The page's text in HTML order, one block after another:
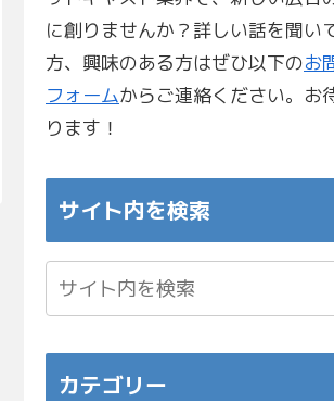
に創りませんか？詳しい話を聞い
方、興味のある方はぜひ以下のお
フォームからご連絡ください。お
ります！
サイト内を検索
カテゴリー